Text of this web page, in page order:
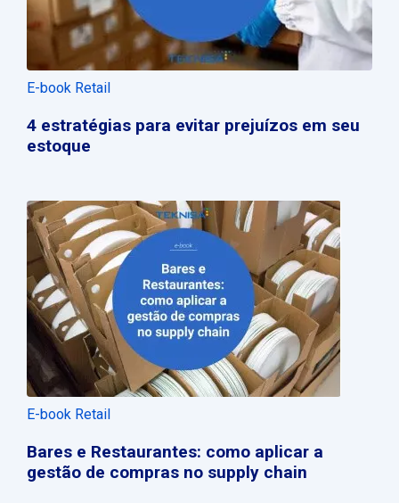
E-book Retail
4 estratégias para evitar prejuízos em seu
estoque
E-book Retail
Bares e Restaurantes: como aplicar a
gestão de compras no supply chain